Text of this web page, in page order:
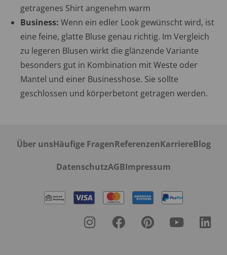
getragenes Shirtangenehm warm
Business: Wenn ein edler Look gewünscht wird, ist
eine feine, glatte Bluse genau richtig. Im Vergleich
zu legeren Blusen wirkt die glänzende Variante
besonders gut in Kombination mit Weste oder
Mantel und einer Businesshose. Sie sollte
geschlossen und körperbetont getragen werden.
Über unsHäufige FragenReferenzenKarriereBlog
DatenschutzAGBImpressum